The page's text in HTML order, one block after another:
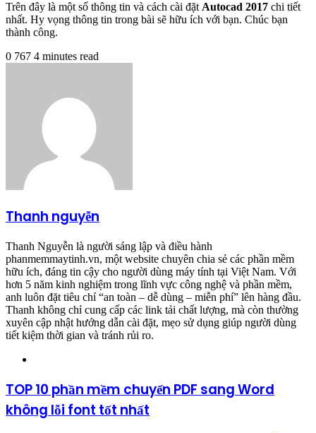
Trên đây là một số thông tin và cách cài đặtAutocad 2017 chi tiết
nhất. Hy vọng thông tin trong bài sẽ hữu ích với bạn. Chúc bạn
thành công.
0 767 4 minutes read
Thanh nguyễn
Thanh Nguyễn là người sáng lập và điều hành
phanmemmaytinh.vn, một website chuyên chia sẻ các phần mềm
hữu ích, đáng tin cậy cho người dùng máy tính tại Việt Nam. Với
hơn 5 năm kinh nghiệm trong lĩnh vực công nghệ và phần mềm,
anh luôn đặt tiêu chí “an toàn – dễ dùng – miễn phí” lên hàng đầu.
Thanh không chỉ cung cấp các link tải chất lượng, mà còn thường
xuyên cập nhật hướng dẫn cài đặt, mẹo sử dụng giúp người dùng
tiết kiệm thời gian và tránh rủi ro.
TOP 10 phần mềm chuyển PDF sang Word
không lỗi font tốt nhất